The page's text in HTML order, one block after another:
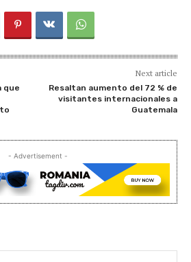
que
Next article
Resaltan aumento del 72 % de
visitantes internacionales a
Guatemala
- Advertisement -